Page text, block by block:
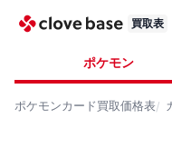
買取表
ポケモン
ポケモンカード買取価格表